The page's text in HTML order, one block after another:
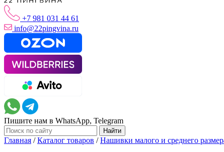
+7 981 031 44 61
info@22pingvina.ru
Пишите нам в WhatsApp, Telegram
Главная /Каталог товаров /Нашивки малого и среднего